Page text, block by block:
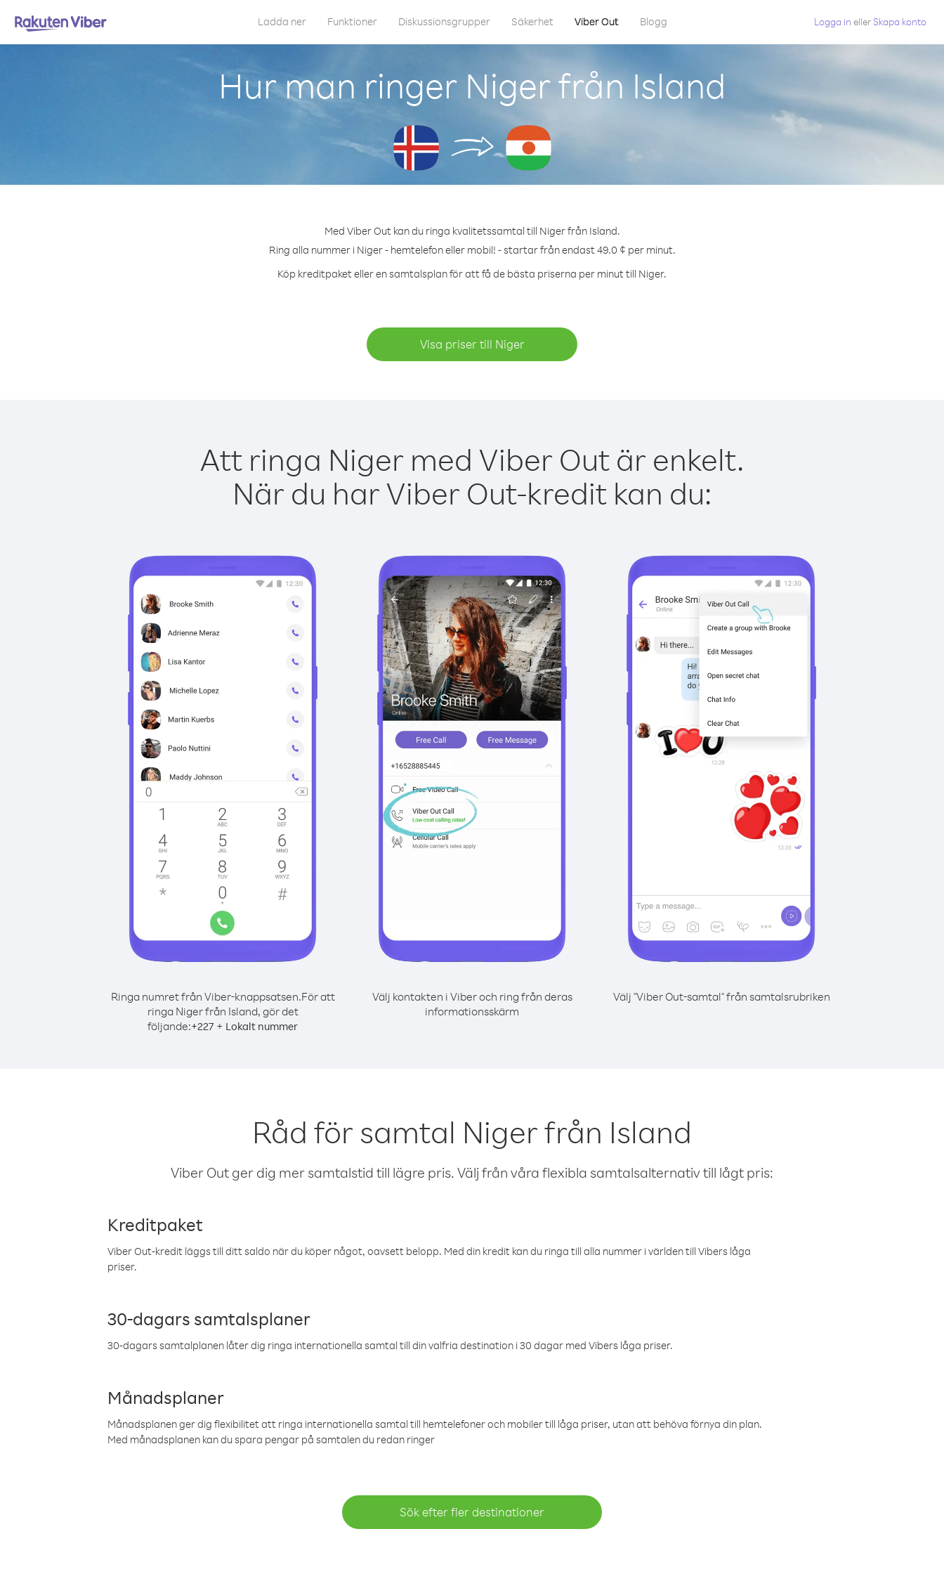
Ladda ner Funktioner Diskussionsgrupper Säkerhet Viber Out Blogg Logga in eller Skapa konto
Hur man ringer Niger från Island
Med Viber Out kan du ringa kvalitetssamtal till Niger från Island.
Ring alla nummer i Niger - hemtelefon eller mobil! - startar från endast 49.0 ¢ per minut.
Köp kreditpaket eller en samtalsplan för att få de bästa priserna per minut till Niger.
Visa priser till Niger
Att ringa Niger med Viber Out är enkelt.
När du har Viber Out-kredit kan du:
Ringa numret från Viber-knappsatsen.För att
ringa Niger från Island, gör det
följande:+227 + Lokalt nummer
Välj kontakten i Viber och ring från deras
informationsskärm
Välj "Viber Out-samtal" från samtalsrubriken
Råd för samtal Niger från Island
Viber Out ger dig mer samtalstid till lägre pris. Välj från våra flexibla samtalsalternativ till lågt pris:
Kreditpaket
Viber Out-kredit läggs till ditt saldo när du köper något, oavsett belopp. Med din kredit kan du ringa till alla nummer i världen till Vibers låga
priser.
30-dagars samtalsplaner
30-dagars samtalplanen låter dig ringa internationella samtal till din valfria destination i 30 dagar med Vibers låga priser.
Månadsplaner
Månadsplanen ger dig flexibilitet att ringa internationella samtal till hemtelefoner och mobiler till låga priser, utan att behöva förnya din plan.
Med månadsplanen kan du spara pengar på samtalen du redan ringer
Sök efter fler destinationer